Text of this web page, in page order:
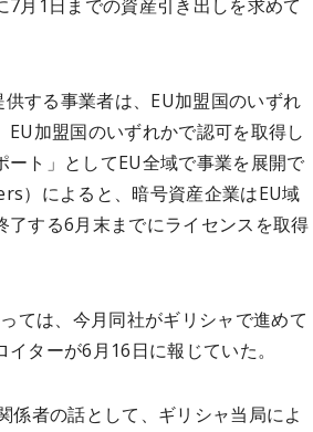
月1日までの資産引き出しを求めて
する事業者は、EU加盟国のいずれ
加盟国のいずれかで認可を取得し
ト」としてEU全域で事業を展開で
）によると、暗号資産企業はEU域
する6月末までにライセンスを取得
ては、今月同社がギリシャで進めて
ターが6月16日に報じていた。
係者の話として、ギリシャ当局によ